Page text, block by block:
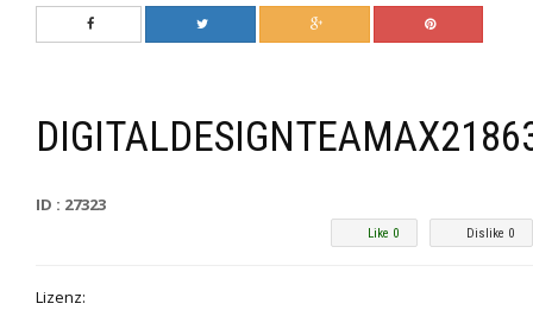
ID : 27323
Dislike 0
Like 0
Lizenz: